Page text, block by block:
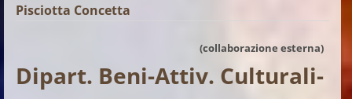
Pisciotta Concetta
(collaborazione esterna)
Dipart. Beni-Attiv. Culturali-